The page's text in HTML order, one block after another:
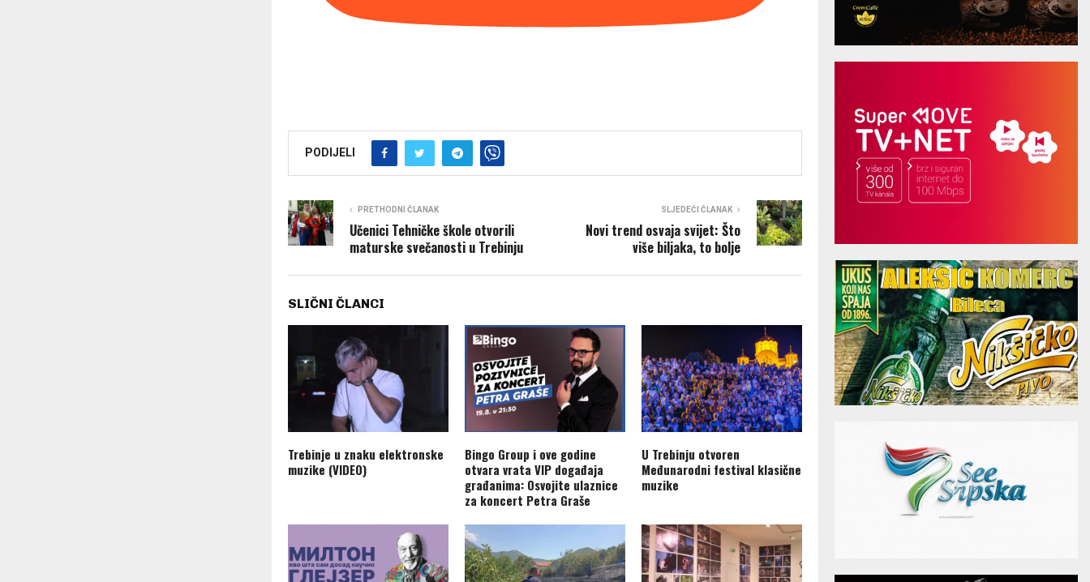
PODIJELI
PRETHODNI ČLANAK
Učenici Tehničke škole otvorili
maturske svečanosti u Trebinju
SLJEDEĆI ČLANAK
Novi trend osvaja svijet: Što
više biljaka, to bolje
SLIČNI ČLANCI
Trebinje u znaku elektronske
muzike (VIDEO)
Bingo Group i ove godine
otvara vrata VIP događaja
građanima: Osvojite ulaznice
za koncert Petra Graše
U Trebinju otvoren
Međunarodni festival klasične
muzike